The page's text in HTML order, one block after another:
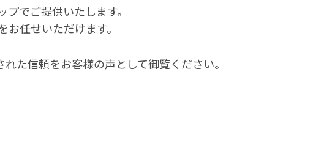
プでご提供いたします。
お任せいただけます。
た信頼をお客様の声として御覧ください。